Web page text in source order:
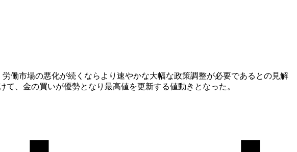
働市場の悪化が続くならより速やかな大幅な政策調整が必要であるとの見解
、金の買いが優勢となり最高値を更新する値動きとなった。